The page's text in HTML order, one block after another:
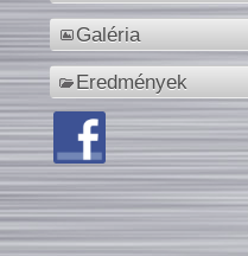
Galéria
Eredmények